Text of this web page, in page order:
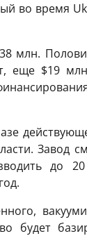
во время
млн.
еще $19
Завод
до
будет